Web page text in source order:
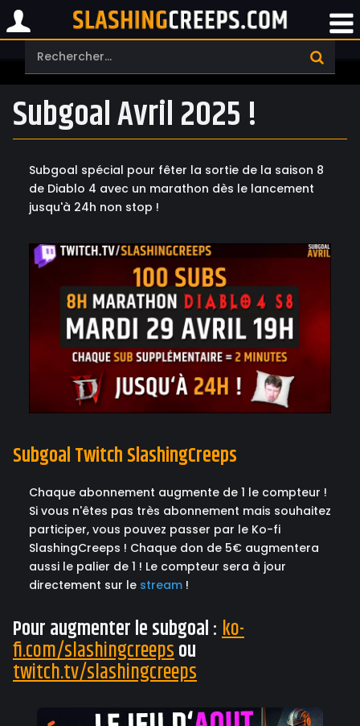
Subgoal Avril 2025 !
Subgoal spécial pour fêter la sortie de la saison 8
de Diablo 4 avec un marathon dès le lancement
jusqu'à 24h non stop !
Subgoal Twitch SlashingCreeps
Chaque abonnement augmente de 1 le compteur !
Si vous n'êtes pas très abonnement mais souhaitez
participer, vous pouvez passer par le Ko-fi
SlashingCreeps ! Chaque don de 5€ augmentera
aussi le palier de 1 ! Le compteur sera à jour
directement sur le stream !
Pour augmenter le subgoal :ko-
fi.com/slashingcreepsou
twitch.tv/slashingcreeps